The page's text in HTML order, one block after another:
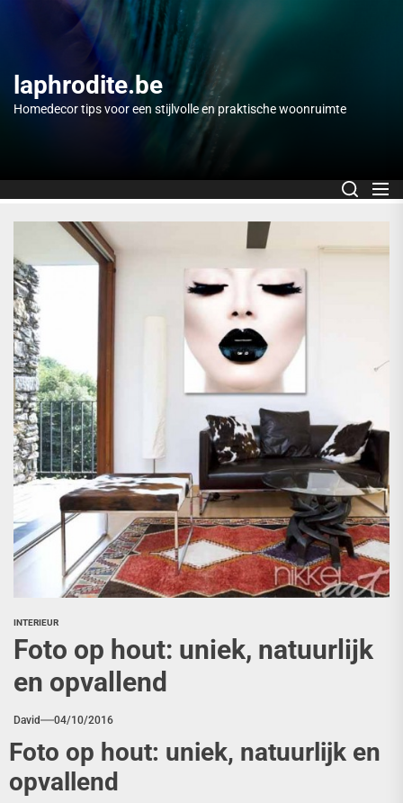
content
laphrodite.be
Homedecor tips voor een stijlvolle en praktische woonruimte
INTERIEUR
Foto op hout: uniek, natuurlijk
en opvallend
David 04/10/2016
Foto op hout: uniek, natuurlijk en
opvallend